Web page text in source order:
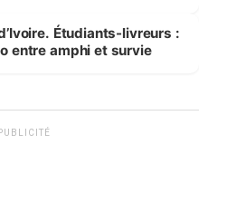
Étudiants-livreurs :
entre amphi et survie
PUBLICITÉ